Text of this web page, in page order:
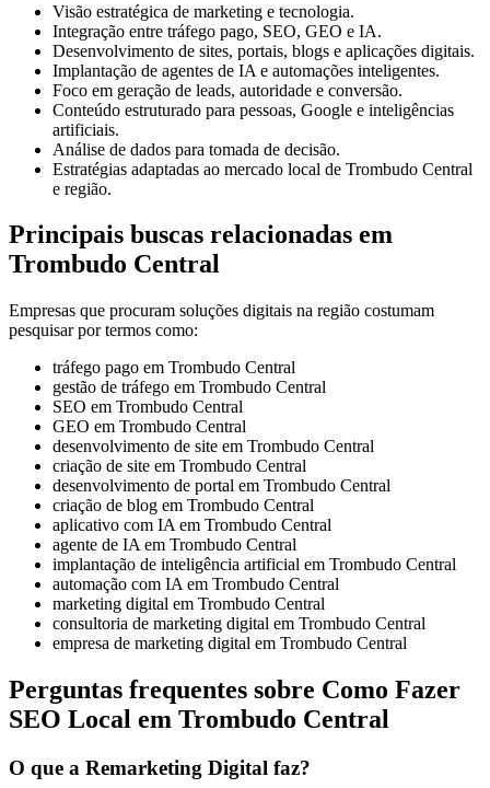
Visão estratégica de marketing e tecnologia.
Integração entre tráfego pago, SEO, GEO e IA.
Desenvolvimento de sites, portais, blogs e aplicações digitais.
Implantação de agentes de IA e automações inteligentes.
Foco em geração de leads, autoridade e conversão.
Conteúdo estruturado para pessoas, Google e inteligências
artificiais.
Análise de dados para tomada de decisão.
Estratégias adaptadas ao mercado local de Trombudo Central
e região.
Principais buscas relacionadas em
Trombudo Central
Empresas que procuram soluções digitais na região costumam
pesquisar por termos como:
tráfego pago em Trombudo Central
gestão de tráfego em Trombudo Central
SEO em Trombudo Central
GEO em Trombudo Central
desenvolvimento de site em Trombudo Central
criação de site em Trombudo Central
desenvolvimento de portal em Trombudo Central
criação de blog em Trombudo Central
aplicativo com IA em Trombudo Central
agente de IA em Trombudo Central
implantação de inteligência artificial em Trombudo Central
automação com IA em Trombudo Central
marketing digital em Trombudo Central
consultoria de marketing digital em Trombudo Central
empresa de marketing digital em Trombudo Central
Perguntas frequentes sobre Como Fazer
SEO Local em Trombudo Central
O que a Remarketing Digital faz?